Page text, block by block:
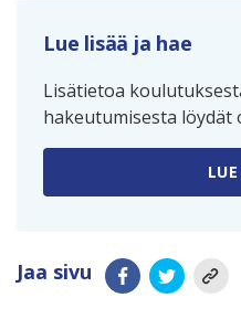
Lue lisää ja hae
Lisätietoa
hakeutumisesta
Jaa sivu